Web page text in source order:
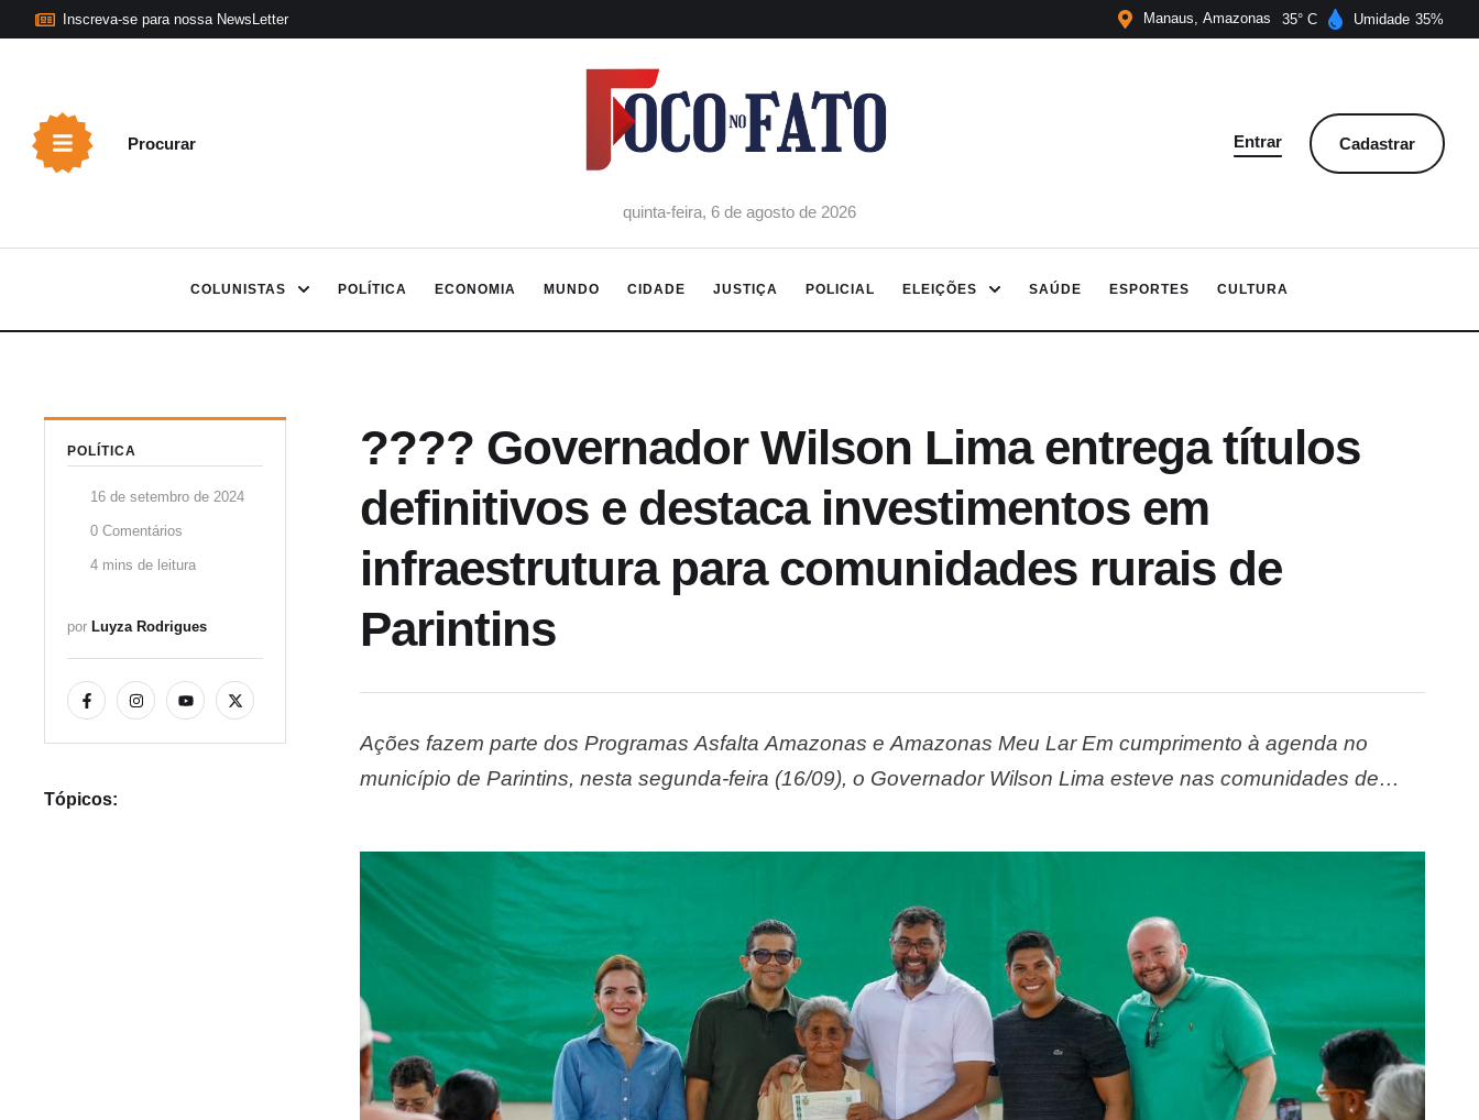
Inscreva-se para nossa NewsLetter Manaus Amazonas 35 Umidade 35
Procurar
quinta-feira, 6 de agosto de 2026
Entrar Cadastrar
COLUNISTAS POLÍTICA ECONOMIA MUNDO CIDADE JUSTIÇA POLICIAL ELEIÇÕES SAÚDE ESPORTES CULTURA
POLÍTICA
16 de setembro de 2024
0 Comentários
4 mins de leitura
por Luyza Rodrigues
Tópicos:
???? Governador Wilson Lima entrega títulos
definitivos e destaca investimentos em
infraestrutura para comunidades rurais de
Parintins
Ações fazem parte dos Programas Asfalta Amazonas e Amazonas Meu Lar Em cumprimento à agenda no
município de Parintins, nesta segunda-feira (16/09), o Governador Wilson Lima esteve nas comunidades de
destacou os investimentos em infraestrutura que estão …